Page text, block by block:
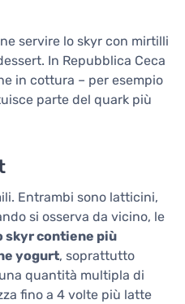
servire lo skyr con mirtilli
In Repubblica Ceca
in cottura – per esempio
parte del quark più
Entrambi sono latticini,
si osserva da vicino, le
skyr contiene più
yogurt, soprattutto
quantità multipla di
fino a 4 volte più latte